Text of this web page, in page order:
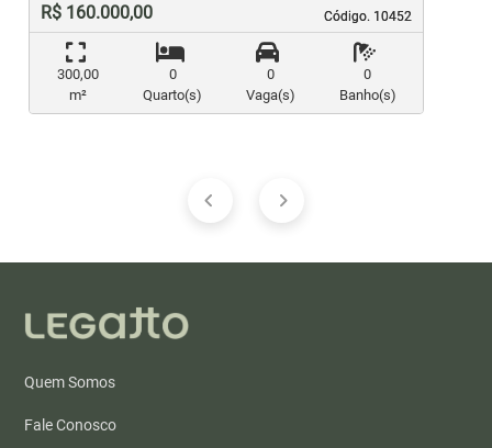
Código. 10452
Código. 10452
R$ 160.000,00
300,00
m²
0
Quarto(s)
0
Vaga(s)
0
Banho(s)
Quem Somos
Fale Conosco